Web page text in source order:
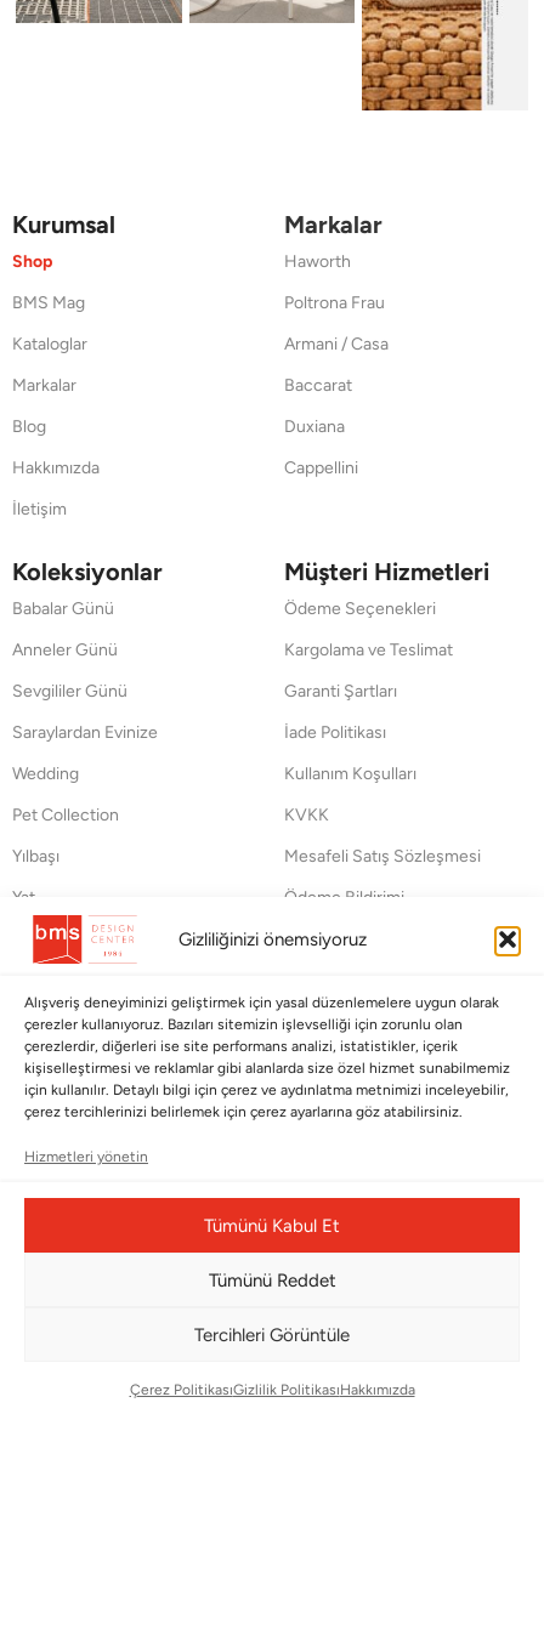
Gizliliğinizi önemsiyoruz
Alışveriş deneyiminizi geliştirmek için yasal düzenlemelere uygun olarak
çerezler kullanıyoruz. Bazıları sitemizin işlevselliği için zorunlu olan
çerezlerdir, diğerleri ise site performans analizi, istatistikler, içerik
kişiselleştirmesi ve reklamlar gibi alanlarda size özel hizmet sunabilmemiz
için kullanılır. Detaylı bilgi için çerez ve aydınlatma metnimizi inceleyebilir,
çerez tercihlerinizi belirlemek için çerez ayarlarına göz atabilirsiniz.
Hizmetleri yönetin
Tümünü Kabul Et
Tümünü Reddet
Tercihleri Görüntüle
Çerez PolitikasıGizlilik PolitikasıHakkımızda
Kurumsal
Shop
BMS Mag
Kataloglar
Markalar
Blog
Hakkımızda
İletişim
Markalar
Haworth
Poltrona Frau
Armani / Casa
Baccarat
Duxiana
Cappellini
Koleksiyonlar
Babalar Günü
Anneler Günü
Sevgililer Günü
Saraylardan Evinize
Wedding
Pet Collection
Yılbaşı
Yat
Müşteri Hizmetleri
Ödeme Seçenekleri
Kargolama ve Teslimat
Garanti Şartları
İade Politikası
Kullanım Koşulları
KVKK
Mesafeli Satış Sözleşmesi
Ödeme Bildirimi
Hata Bildirim Formu
BÜLTENİMİZE ABONE OLUN
Kayıt olun ve fırsatlardan ilk siz yararlanın!
Bültenimize Abone Olun